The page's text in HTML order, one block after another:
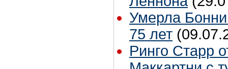
Умерла
75 лет
Ринго Старр